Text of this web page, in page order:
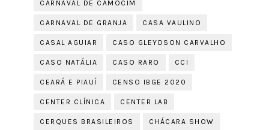
CARNAVAL DE CAMOCIM
CARNAVAL DE GRANJA CASA VAULINO
CASAL AGUIAR CASO GLEYDSON CARVALHO
CASO NATÁLIA CASO RARO CCI
CEARÁ E PIAUÍ CENSO IBGE 2020
CENTER CLÍNICA CENTER LAB
CERQUES BRASILEIROS CHÁCARA SHOW